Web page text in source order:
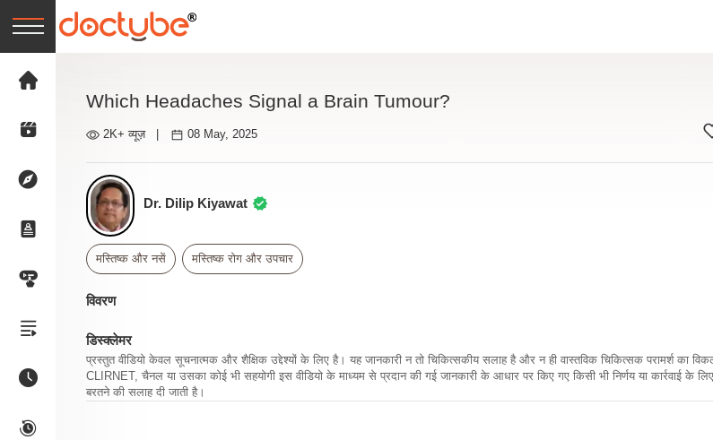
Which Headaches Signal a Brain Tumour?
2K+ व्यूज़ 08 May, 2025
Dr. Dilip Kiyawat
मस्तिष्क और नसें मस्तिष्क रोग और उपचार
विवरण
डिस्क्लेमर
प्रस्तुत वीडियो केवल सूचनात्मक और शैक्षिक उद्देश्यों के लिए है। यह जानकारी न तो चिकित्सकीय सलाह है और न ही वास्तविक चिकित्सक परामर्श का
CLIRNET, चैनल या उसका कोई भी सहयोगी इस वीडियो के माध्यम से प्रदान की गई जानकारी के आधार पर किए गए किसी भी निर्णय या कार्रवाई के लिए
बरतने की सलाह दी जाती है।